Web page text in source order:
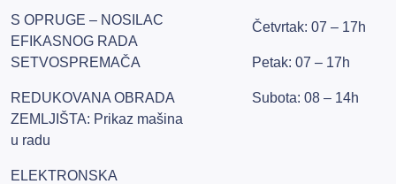
S OPRUGE – NOSILAC
EFIKASNOG RADA
SETVOSPREMAČA
REDUKOVANA OBRADA
ZEMLJIŠTA: Prikaz mašina
u radu
ELEKTRONSKA
Četvrtak: 07 – 17h
Petak: 07 – 17h
Subota: 08 – 14h